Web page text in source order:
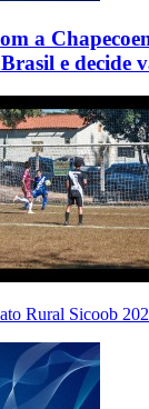
a
e decide
Rural Sicoob